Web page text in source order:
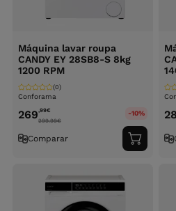
Máquina lavar roupa
CANDY EY 28SB8-S 8kg
1200 RPM
Conforama
(0)
269,99€
299.99€
-10%
Comparar
ao